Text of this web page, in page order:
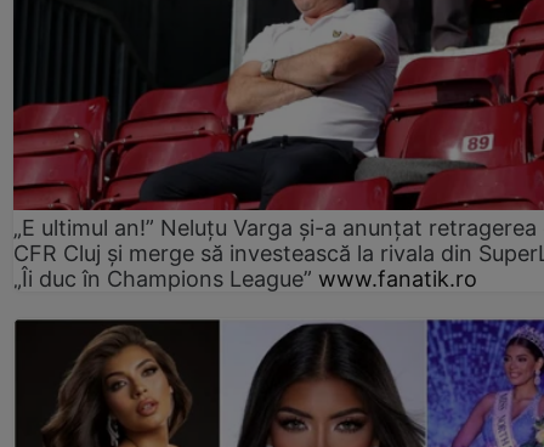
„E ultimul an!” Neluțu Varga și-a anunțat retragerea
CFR Cluj și merge să investească la rivala din
„Îi duc în Champions League” www.fanatik.ro